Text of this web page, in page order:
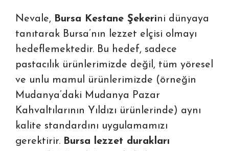
Nevale, Bursa Kestane Şekerini dünyaya
tanıtarak Bursa’nın lezzet elçisi olmayı
hedeflemektedir. Bu hedef, sadece
pastacılık ürünlerimizde değil, tüm yöresel
ve unlu mamul ürünlerimizde (örneğin
Mudanya’daki Mudanya Pazar
Kahvaltılarının Yıldızı ürünlerinde) aynı
kalite standardını uygulamamızı
gerektirir. Bursa lezzet durakları